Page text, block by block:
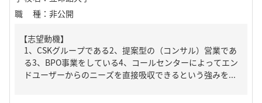
職種 ： 非公開
【志望動機】
1、CSKグループである2、提案型の（コンサル）営業であ
る3、BPO事業をしている4、コールセンターによってエン
ドユーザーからのニーズを直接吸収できるという強みを...